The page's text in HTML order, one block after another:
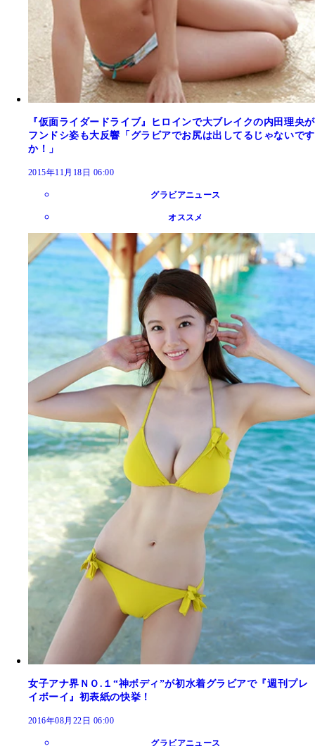
『仮面ライダードライブ』ヒロインで大ブレイクの内田理央が
フンドシ姿も大反響「グラビアでお尻は出してるじゃないです
か！」
2015年11月18日 06:00
グラビアニュース
オススメ
女子アナ界ＮＯ.１“神ボディ”が初水着グラビアで『週刊プレ
イボーイ』初表紙の快挙！
2016年08月22日 06:00
グラビアニュース